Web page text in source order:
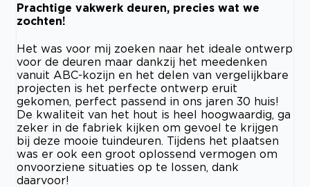
Prachtige vakwerk deuren, precies wat we
zochten!
Het was voor mij zoeken naar het ideale ontwerp
voor de deuren maar dankzij het meedenken
vanuit ABC-kozijn en het delen van vergelijkbare
projecten is het perfecte ontwerp eruit
gekomen, perfect passend in ons jaren 30 huis!
De kwaliteit van het hout is heel hoogwaardig, ga
zeker in de fabriek kijken om gevoel te krijgen
bij deze mooie tuindeuren. Tijdens het plaatsen
was er ook een groot oplossend vermogen om
onvoorziene situaties op te lossen, dank
daarvoor!